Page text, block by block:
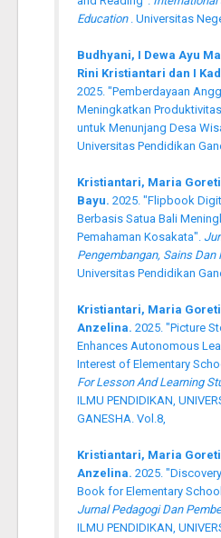
Education . Universitas
Budhyani, I Dewa Ayu
Rini Kristiantari dan I
2025. "Pemberdayaan
Meningkatkan
untuk Menunjang Desa
Universitas Pendidikan
Kristiantari, Maria Goreti
Bayu. 2025. "Flipbook
Berbasis Satua Bali
Pemahaman Kosakata".
Pengembangan, Sains Dan
Universitas Pendidikan
Kristiantari, Maria Goreti
Anzelina. 2025. "Picture
Enhances Autonomous
Interest of Elementary
For Lesson And Learning
ILMU PENDIDIKAN,
GANESHA. Vol.8,
Kristiantari, Maria Goreti
Anzelina. 2025.
Book for Elementary
Jurnal Pedagogi Dan
ILMU PENDIDIKAN,